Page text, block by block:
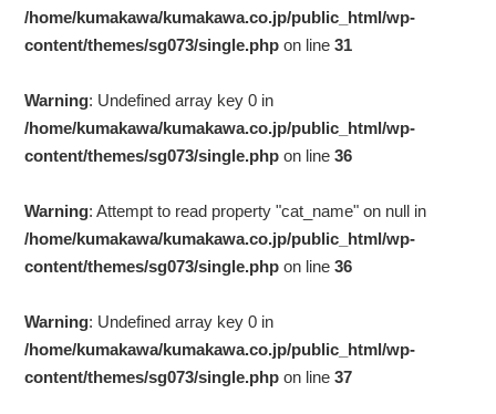
/home/kumakawa/kumakawa.co.jp/public_html/wp-
content/themes/sg073/single.php on line31
Warning: Undefined array key 0 in
/home/kumakawa/kumakawa.co.jp/public_html/wp-
content/themes/sg073/single.php on line36
Warning: Attempt to read property "cat_name" on null in
/home/kumakawa/kumakawa.co.jp/public_html/wp-
content/themes/sg073/single.php on line36
Warning: Undefined array key 0 in
/home/kumakawa/kumakawa.co.jp/public_html/wp-
content/themes/sg073/single.php on line37